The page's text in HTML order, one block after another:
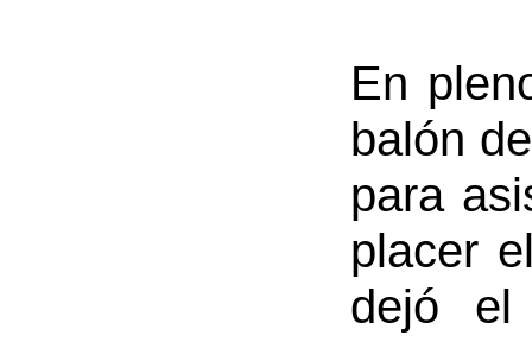
En
balón
para
placer
dejó el